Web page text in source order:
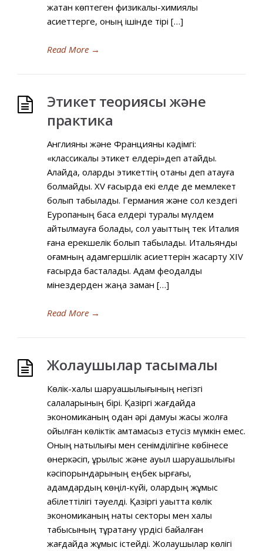
жатқан көптеген физикалық-химиялық
қасиеттерге, оның ішінде тірі […]
Read More →
Этикет теориясы және
практика
Англияны және Францияны кәдімгі:
«классикалық этикет елдері»деп атайды.
Алайда, оларды этикеттің отаны деп атауға
болмайды. ХV ғасырда екі елде де мемлекет
болып табылады. Германия және сол кездегі
Еуропаның басқа елдері туралы мүлдем
айтылмауға болады, сол уақыттың тек Италия
ғана ерекшелік болып табылады. Итальяндық
қоғамның адамгершілік қасиеттерін жақсарту XIV
ғасырда басталады. Адам феодалдық
мінездерден жаңа заман […]
Read More →
Жолаушылар тасымалы
Көлік-халық шаруашылығының негізгі
салаларының бірі. Қазіргі жағдайда
экономиканың одан әрі дамуы жақсы жолға
қойылған көліктік қамтамасыз етусіз мүмкін емес.
Оның нақтылығы мен сенімділігіне көбінесе
өнеркәсіп, құрылыс және ауыл шаруашылығы
кәсіпорындарының еңбек ырғағы,
адамдардың көңіл-күйі, олардың жұмыс
қабілеттілігі тәуелді. Қазіргі уақытта көлік
экономиканың нақты секторы мен халық
табысының тұрақтану үрдісі байқалған
жағдайда жұмыс істейді. Жолаушылар көлігі